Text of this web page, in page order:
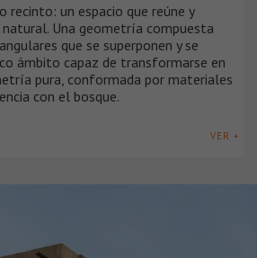
recinto: un espacio que reúne y
Una geometría compuesta
que se superponen y se
ámbito capaz de transformarse en
pura, conformada por materiales
con el bosque.
VER +